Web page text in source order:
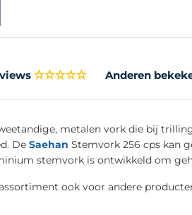
Anderen
metalen vork die bij
De Saehan Stemvork 256 cps kan
stemvork is ontwikkeld om
ook voor andere